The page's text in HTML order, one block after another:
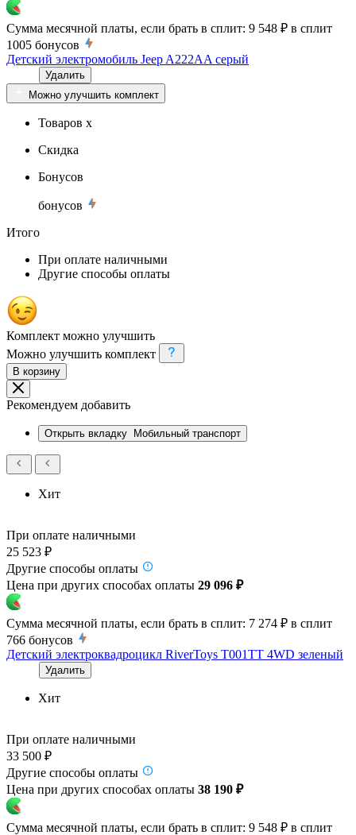
Сумма месячной платы, если брать в сплит: 9 548 ₽ в сплит
1005 бонусов
Детский электромобиль Jeep A222AA серый
Удалить
Можно улучшить комплект
Товаров x
Скидка
Бонусов
бонусов
Итого
При оплате наличными
Другие способы оплаты
Комплект можно улучшить
Можно улучшить комплект
В корзину
Рекомендуем добавить
Открыть вкладку Мобильный транспорт
Хит
При оплате наличными
25 523 ₽
Другие способы оплаты
Цена при других способах оплаты 29 096 ₽
Сумма месячной платы, если брать в сплит: 7 274 ₽ в сплит
766 бонусов
Детский электроквадроцикл RiverToys T001TT 4WD зеленый
Удалить
Хит
При оплате наличными
33 500 ₽
Другие способы оплаты
Цена при других способах оплаты 38 190 ₽
Сумма месячной платы, если брать в сплит: 9 548 ₽ в сплит